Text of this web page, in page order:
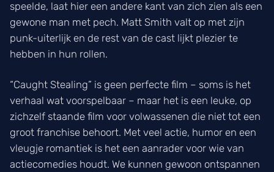
speelde, laat hier een andere kant van zich zien als een
gewone man met pech. Matt Smith valt op met zijn
punk-uiterlijk en de rest van de cast lijkt plezier te
hebben in hun rollen.
“Caught Stealing” is geen perfecte film – soms is het
verhaal wat voorspelbaar – maar het is een leuke, op
zichzelf staande film voor volwassenen die niet tot een
groot franchise behoort. Met veel actie, humor en een
vleugje romantiek is het een aanrader voor wie van
actiecomedies houdt. We kunnen gewoon ontspannen